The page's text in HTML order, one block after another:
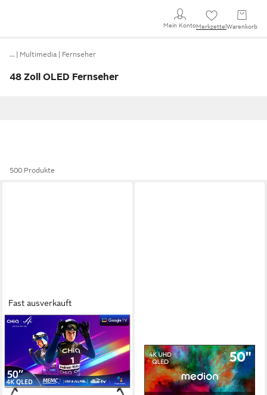
Mein KontoMerkzettel Warenkorb
… Multimedia Fernseher
48 Zoll OLED Fernseher
500 Produkte
Fast ausverkauft
CHIQ
U50QST QLED-Fernseher
127 cm/50 Zoll Diagonale
QLED Bildschirmtechnologie
4K Ultra HD Auflösung
Produktdatenblatt
125.7 cm/50 Zoll Diagonale
QLED Bildschirmtechnologie
4K Ultra HD Auflösung
Produktdatenblatt